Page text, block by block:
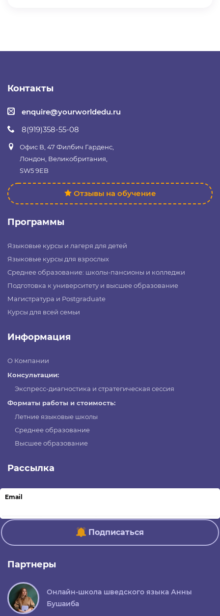
Контакты
enquire@yourworldedu.ru
8(919)358-55-08
Офис B, 47 Филбич Гарденс,
Лондон, Великобритания,
SW5 9EB
Отзывы на обучение
Программы
Языковые курсы и лагеря для детей
Языковые курсы для взрослых
Среднее образование: школы-пансионы и колледжи
Подготовка к университету и высшее образование
Магистратура и Postgraduate
Курсы для всей семьи
Информация
О Компании
Консультации:
Экспресс-диагностика и стратегическая сессия
Форматы работы и стоимость:
Летние языковые школы
Среднее образование
Высшее образование
Рассылка
Email
Подписаться
Партнеры
Онлайн-школа шведского языка Анны
Бушаиба